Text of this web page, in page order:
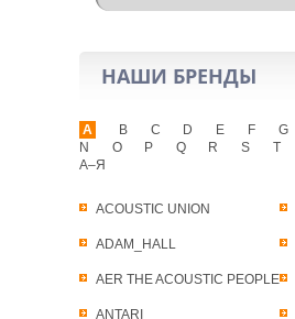
НАШИ БРЕНДЫ
A
ACOUSTIC UNION
ADAM_HALL
AER THE ACOUSTIC PEOPLE
ANTARI
B C D E F G
N
O P Q R S T
А–Я